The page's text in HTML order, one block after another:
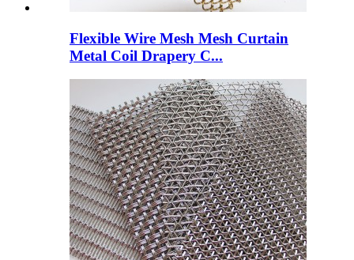
Flexible Wire Mesh Mesh Curtain
Metal Coil Drapery C...